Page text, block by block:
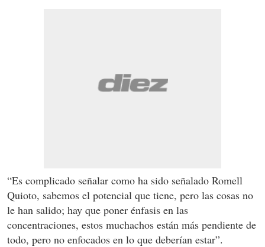
“Es complicado señalar como ha sido señalado Romell
Quioto, sabemos el potencial que tiene, pero las cosas no
le han salido; hay que poner énfasis en las
concentraciones, estos muchachos están más pendiente de
todo, pero no enfocados en lo que deberían estar”.